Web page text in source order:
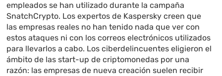
empleados se han utilizado durante la campaña
SnatchCrypto. Los expertos de Kaspersky creen que
las empresas reales no han tenido nada que ver con
estos ataques ni con los correos electrónicos utilizados
para llevarlos a cabo. Los ciberdelincuentes eligieron el
ámbito de las start-up de criptomonedas por una
razón: las empresas de nueva creación suelen recibir